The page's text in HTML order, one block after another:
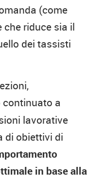
(come
che riduce sia il
dei tassisti
continuato a
lavorative
di obiettivi di
in base alla